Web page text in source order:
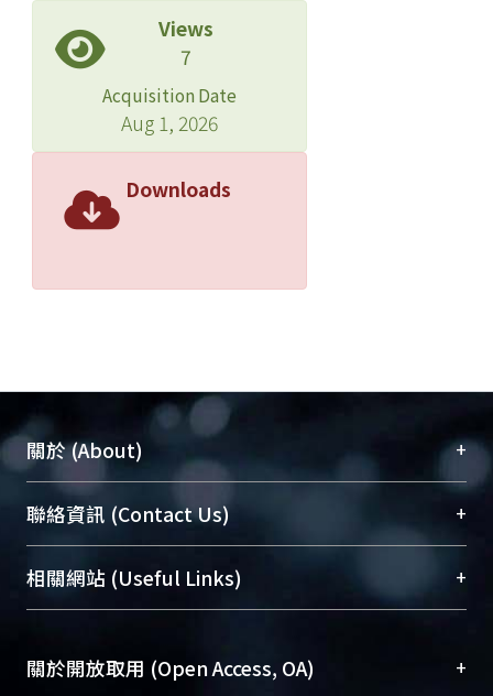
Views
7
Acquisition Date
Aug 1, 2026
Downloads
關於 (About) +
臺大位居世界頂尖大學之列，為永久珍藏及向國際
展現本校豐碩的研究成果及學術能量，圖書館整合
機構典藏（NTUR）與學術庫（AH）不同功能平
台，成為臺大學術典藏NTU scholars。期能整合研
成果。
聯絡資訊 (Contact Us) +
總館學科館員(Main Library)
醫學圖書館學科館員(Medical Library)
Sciences Library)
相關網站 (Useful Links) +
關於開放取用 (Open Access, OA) +